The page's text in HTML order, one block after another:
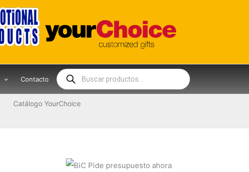
Contacto
Búsqueda
de
productos
Catálogo YourChoice